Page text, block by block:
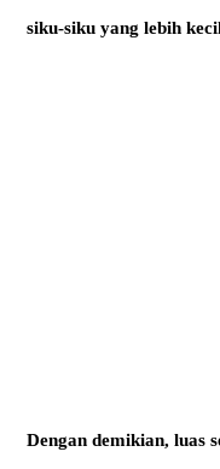
siku-siku yang lebih
Dengan demikian, luas